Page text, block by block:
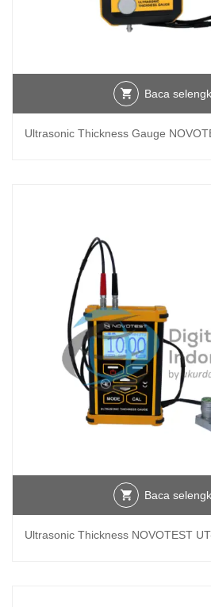
Baca
Ultrasonic Thickness Gauge
Baca
Ultrasonic Thickness NOVOTEST